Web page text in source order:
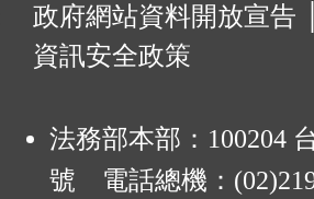
政府網站資料開放宣告
資訊安全政策
法務部本部：100204
號 電話總機：